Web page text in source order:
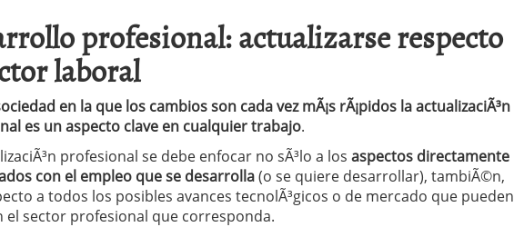
profesional: actualizarse respecto
laboral
en la que los cambios son cada vez mÃ¡s rÃ¡pidos la actualizaciÃ³n
es un aspecto clave en cualquier trabajo.
profesional se debe enfocar no sÃ³lo a los aspectos directamente
con el empleo que se desarrolla(o se quiere desarrollar), tambiÃ©n,
a todos los posibles avances tecnolÃ³gicos o de mercado que pueden
el sector profesional que corresponda.